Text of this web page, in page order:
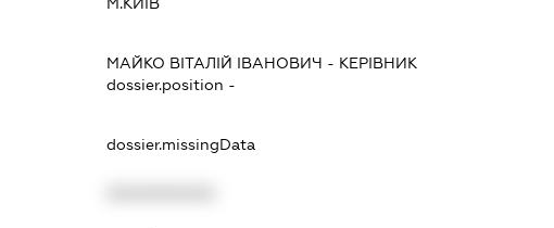
М.КИЇВ
МАЙКО ВІТАЛІЙ ІВАНОВИЧ - КЕРІВНИК
dossier.position -
dossier.missingData